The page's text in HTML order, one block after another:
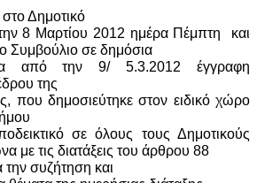
στο Δημοτικό
8 Μαρτίου 2012 ημέρα Πέμπτη
και
Συμβούλιο σε δημόσια
από την 9/ 5.3.2012 έγγραφη
της
που δημοσιεύτηκε στον ειδικό χώρο
σε όλους τους Δημοτικούς
με τις διατάξεις του άρθρου 88
συζήτηση και